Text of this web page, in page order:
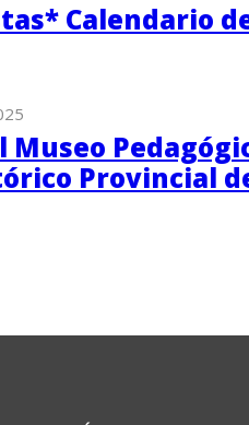
Calendario
Museo
Provincial